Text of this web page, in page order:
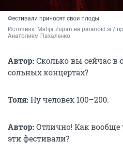
Фестивали приносят свои плоды
Источник: Matija Zupan на paranoid.si /
Анатолием Пахаленко
Автор: Сколько вы сейчас в
сольных концертах?
Толя: Ну человек 100–200.
Автор: Отлично! Как вообще
эти фестивали?